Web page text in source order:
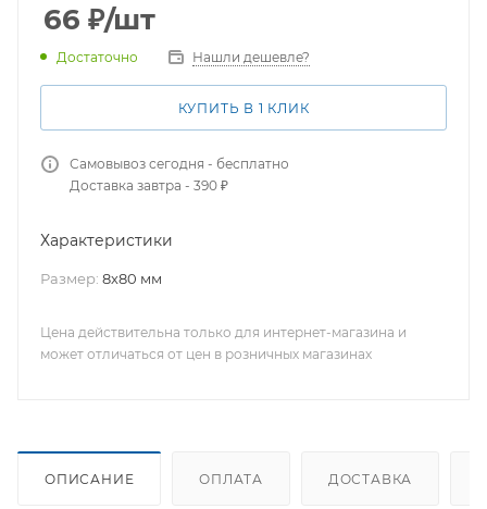
66 ₽/шт
Достаточно Нашли дешевле?
КУПИТЬ В 1 КЛИК
Самовывоз сегодня - бесплатно
Доставка завтра - 390 ₽
Характеристики
Размер: 8х80 мм
Цена действительна только для интернет-магазина и
может отличаться от цен в розничных магазинах
ОПИСАНИЕ ОПЛАТА ДОСТАВКА